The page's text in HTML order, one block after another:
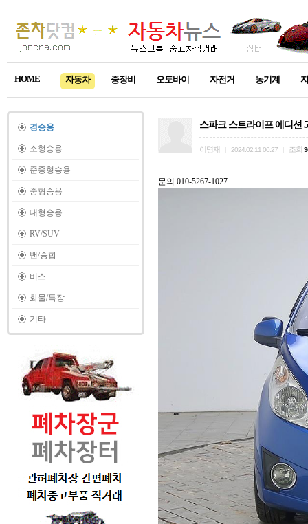
HOME 자동차 중장비 오토바이 자전거 농기계
경승용
소형승용
준중형승용
중형승용
대형승용
RV/SUV
밴/승합
버스
화물/특장
기타
스파크 스트라이프 에디션
이명재 2024.02.11 00:27 조회
문의 010-5267-1027